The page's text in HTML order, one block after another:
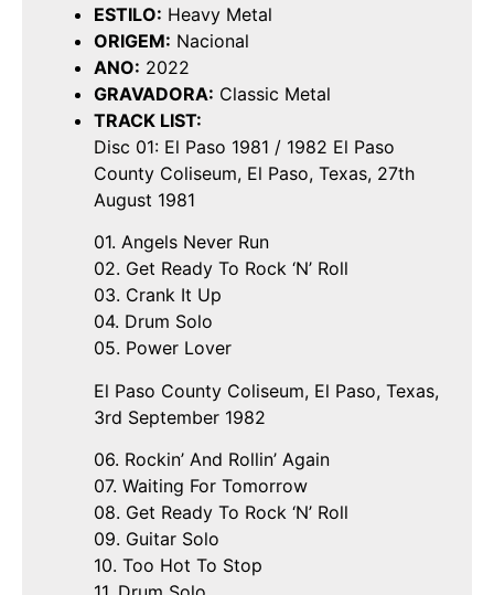
ESTILO: Heavy Metal
ORIGEM: Nacional
ANO: 2022
GRAVADORA: Classic Metal
TRACK LIST:
Disc 01: El Paso 1981 / 1982 El Paso
County Coliseum, El Paso, Texas, 27th
August 1981
01. Angels Never Run
02. Get Ready To Rock ‘N’ Roll
03. Crank It Up
04. Drum Solo
05. Power Lover
El Paso County Coliseum, El Paso, Texas,
3rd September 1982
06. Rockin’ And Rollin’ Again
07. Waiting For Tomorrow
08. Get Ready To Rock ‘N’ Roll
09. Guitar Solo
10. Too Hot To Stop